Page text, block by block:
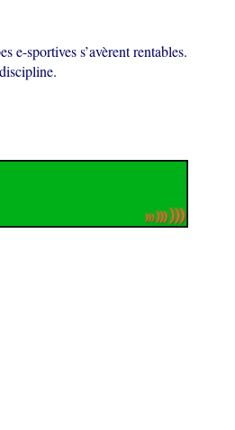
e-sportives s’avèrent rentables.